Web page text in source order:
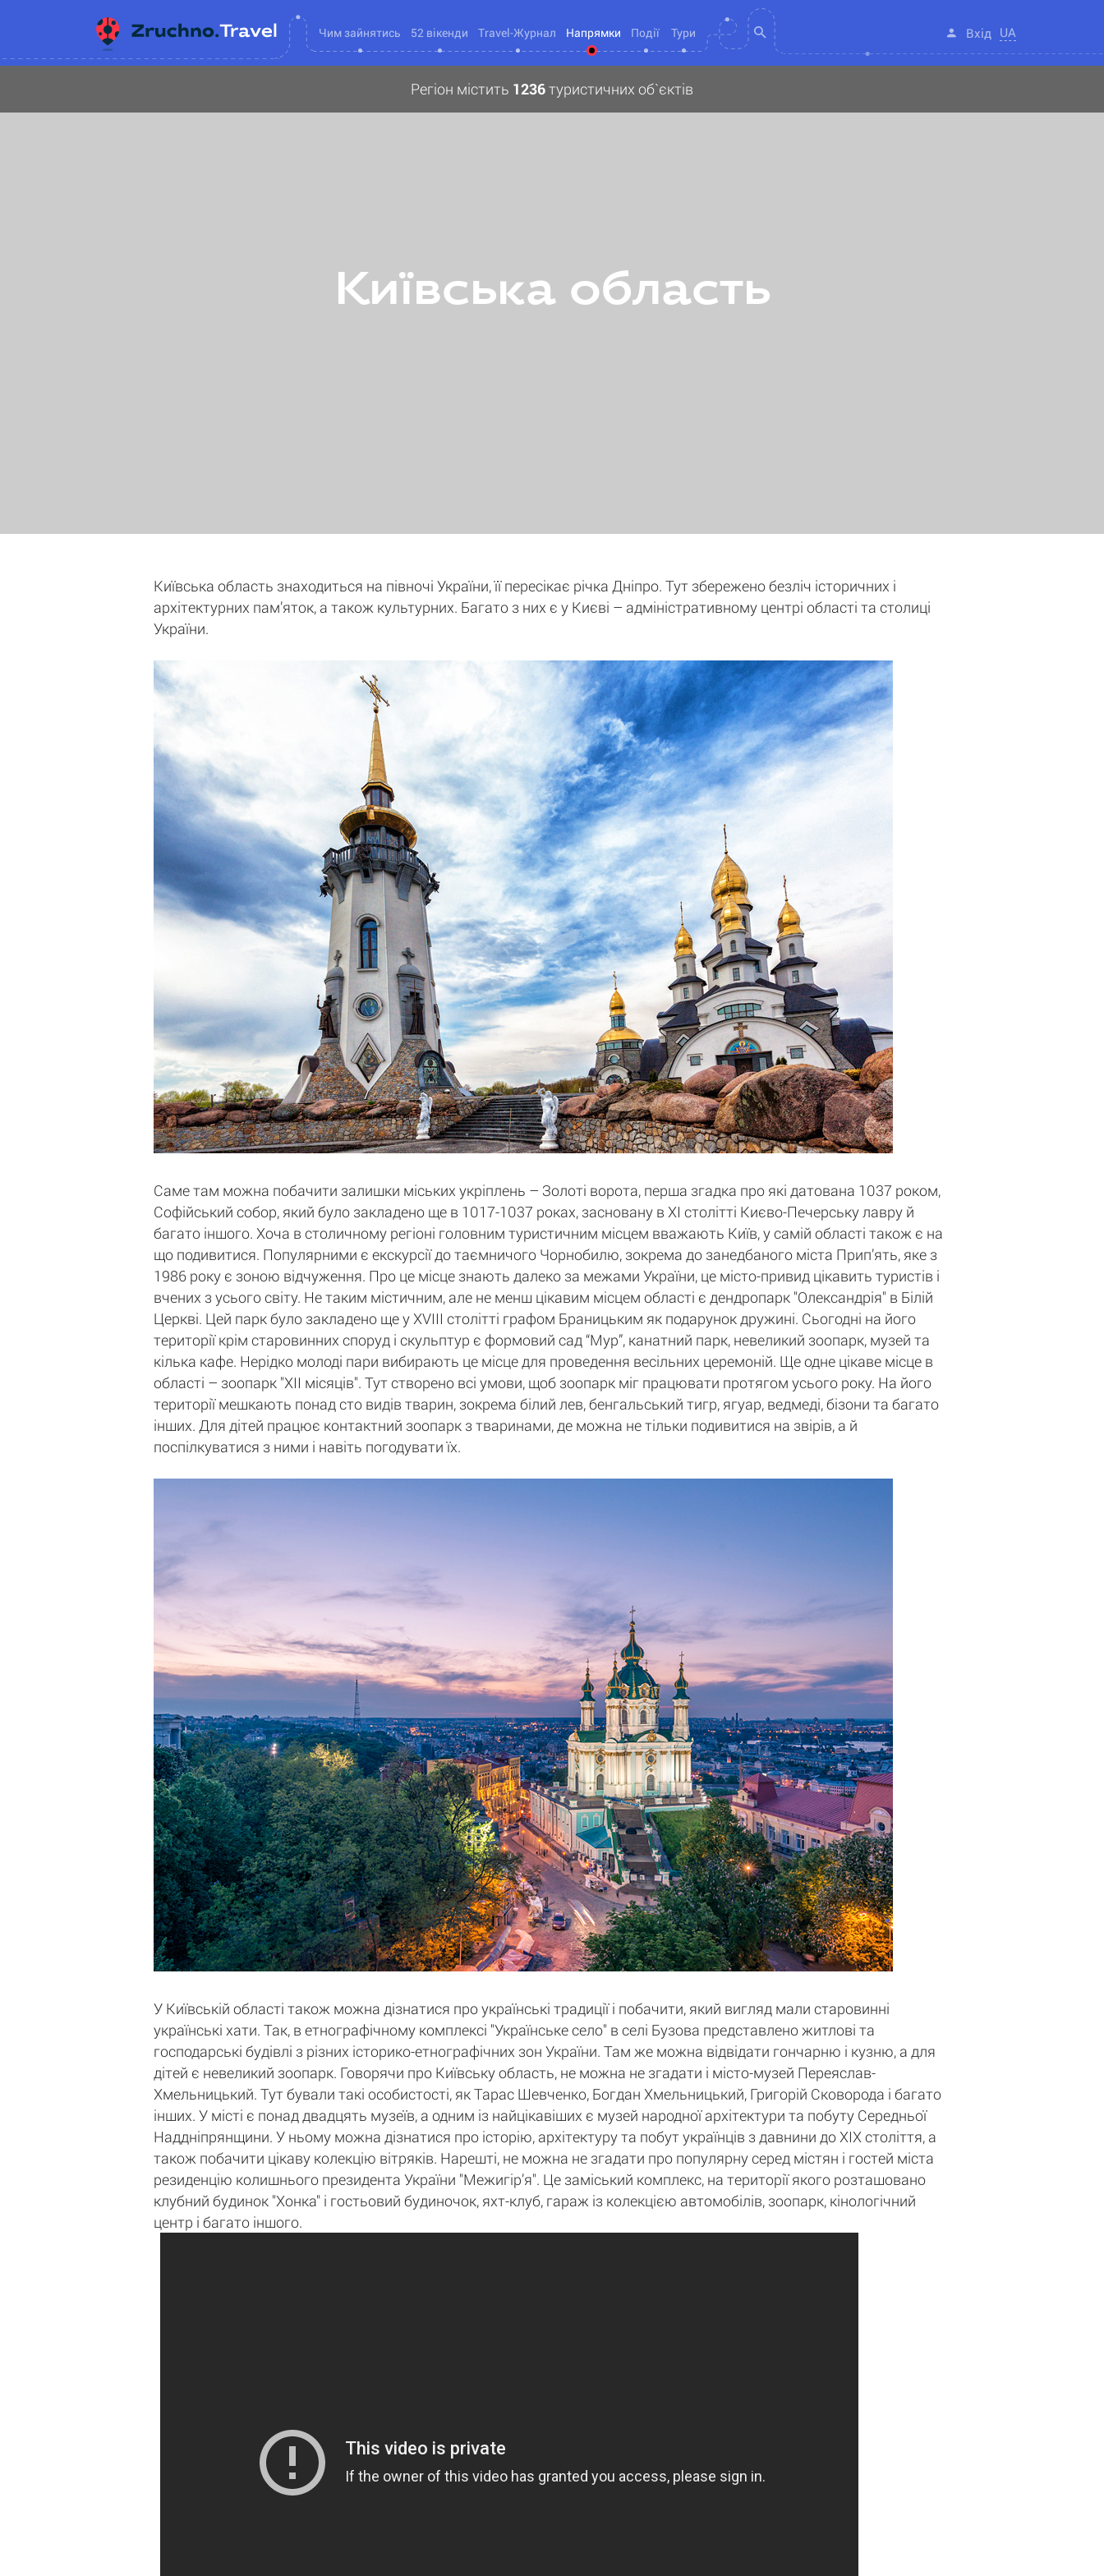
Чим зайнятись 52 вікенди Travel-Журнал Напрямки Події Тури Вхід UA
Регіон містить 1236туристичних об`єктів
Київська область
Київська область знаходиться на півночі України, її пересікає річка Дніпро. Тут збережено безліч історичних і
архітектурних пам’яток, а також культурних. Багато з них є у Києві – адміністративному центрі області та столиці
України.
Саме там можна побачити залишки міських укріплень – Золоті ворота, перша згадка про які датована 1037 роком,
Софійський собор, який було закладено ще в 1017-1037 роках, засновану в XI столітті Києво-Печерську лавру й
багато іншого. Хоча в столичному регіоні головним туристичним місцем вважають Київ, у самій області також є на
що подивитися. Популярними є екскурсії до таємничого Чорнобилю, зокрема до занедбаного міста Прип’ять, яке з
1986 року є зоною відчуження. Про це місце знають далеко за межами України, це місто-привид цікавить туристів і
вчених з усього світу. Не таким містичним, але не менш цікавим місцем області є дендропарк "Олександрія" в Білій
Церкві. Цей парк було закладено ще у XVIII столітті графом Браницьким як подарунок дружині. Сьогодні на його
території крім старовинних споруд і скульптур є формовий сад “Мур”, канатний парк, невеликий зоопарк, музей та
кілька кафе. Нерідко молоді пари вибирають це місце для проведення весільних церемоній. Ще одне цікаве місце в
області – зоопарк "ХII місяців". Тут створено всі умови, щоб зоопарк міг працювати протягом усього року. На його
території мешкають понад сто видів тварин, зокрема білий лев, бенгальський тигр, ягуар, ведмеді, бізони та багато
інших. Для дітей працює контактний зоопарк з тваринами, де можна не тільки подивитися на звірів, а й
поспілкуватися з ними і навіть погодувати їх.
У Київській області також можна дізнатися про українські традиції і побачити, який вигляд мали старовинні
українські хати. Так, в етнографічному комплексі "Українське село" в селі Бузова представлено житлові та
господарські будівлі з різних історико-етнографічних зон України. Там же можна відвідати гончарню і кузню, а для
дітей є невеликий зоопарк. Говорячи про Київську область, не можна не згадати і місто-музей Переяслав-
Хмельницький. Тут бували такі особистості, як Тарас Шевченко, Богдан Хмельницький, Григорій Сковорода і багато
інших. У місті є понад двадцять музеїв, а одним із найцікавіших є музей народної архітектури та побуту Середньої
Наддніпрянщини. У ньому можна дізнатися про історію, архітектуру та побут українців з давнини до XIX століття, а
також побачити цікаву колекцію вітряків. Нарешті, не можна не згадати про популярну серед містян і гостей міста
резиденцію колишнього президента України "Межигір’я". Це заміський комплекс, на території якого розташовано
клубний будинок "Хонка" і гостьовий будиночок, яхт-клуб, гараж із колекцією автомобілів, зоопарк, кінологічний
центр і багато іншого.